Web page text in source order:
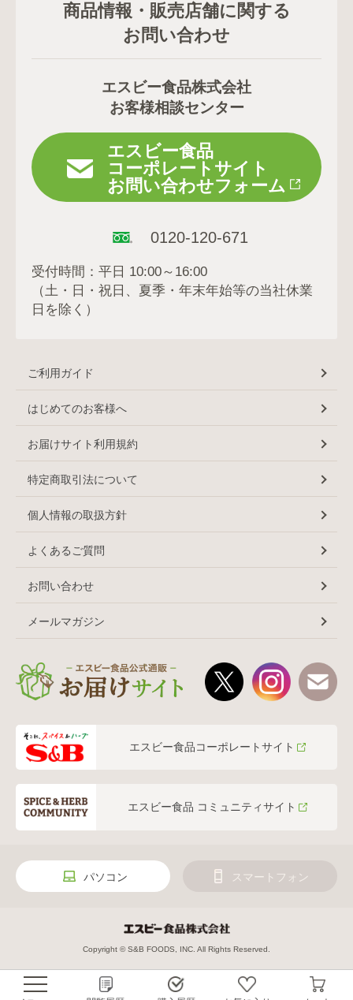
商品情報・販売店舗に関する
お問い合わせ
エスビー食品株式会社
お客様相談センター
エスビー食品
コーポレートサイト
お問い合わせフォーム
0120-120-671
受付時間：平日 10:00～16:00
（土・日・祝日、夏季・年末年始等の当社休業
日を除く）
ご利用ガイド
はじめてのお客様へ
お届けサイト利用規約
特定商取引法について
個人情報の取扱方針
よくあるご質問
お問い合わせ
メールマガジン
エスビー食品コーポレートサイト
エスビー食品 コミュニティサイト
パソコン スマートフォン
Copyright © S&B FOODS, INC. All Rights Reserved.